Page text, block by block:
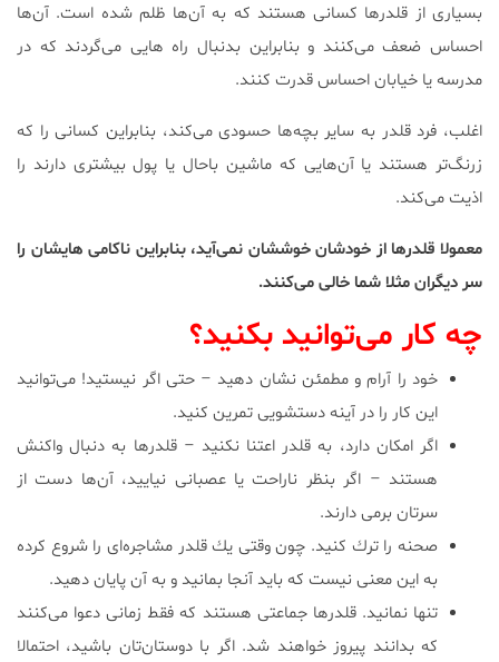
بسیاری از قلدرها كسانی هستند كه به آن‌ها ظلم شده است. آن‌ها
احساس ضعف می‌كنند و بنابراین بدنبال راه هایی می‌گردند كه در
مدرسه یا خیابان احساس قدرت كنند.
اغلب، فرد قلدر به سایر بچه‌ها حسودی می‌كند، بنابراین كسانی را كه
زرنگ‌تر هستند یا آن‌هایی كه ماشین باحال یا پول بیشتری دارند را
اذیت می‌كند.
معمولا قلدرها از خودشان خوششان نمی‌آید، بنابراین ناكامی هایشان را
سر دیگران مثلا شما خالی می‌كنند.
چه كار می‌توانید بكنید؟
خود را آرام و مطمئن نشان دهید – حتی اگر نیستید! می‌توانید
این كار را در آینه دستشویی تمرین كنید.
اگر امكان دارد، به قلدر اعتنا نكنید – قلدرها به دنبال واكنش
هستند – اگر بنظر ناراحت یا عصبانی نیایید، آن‌ها دست از
سرتان برمی دارند.
صحنه را ترك كنید. چون وقتی یك قلدر مشاجره‌ای را شروع كرده
به این معنی نیست كه باید آنجا بمانید و به آن پایان دهید.
تنها نمانید. قلدرها جماعتی هستند كه فقط زمانی دعوا می‌كنند
كه بدانند پیروز خواهند شد. اگر با دوستان‌تان باشید، احتمالا